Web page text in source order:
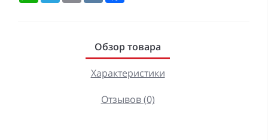
Обзор товара
Характеристики
Отзывов (0)